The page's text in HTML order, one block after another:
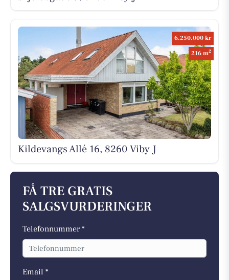
6.250.000 kr
216 m2
Kildevangs Allé 16, 8260 Viby J
FÅ TRE GRATIS
SALGSVURDERINGER
Telefonnummer *
Email *